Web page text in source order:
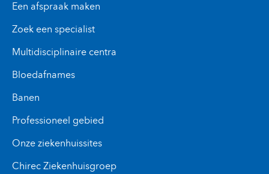
Een afspraak maken
Zoek een specialist
Multidisciplinaire centra
Bloedafnames
Banen
Professioneel gebied
Onze ziekenhuissites
Chirec Ziekenhuisgroep